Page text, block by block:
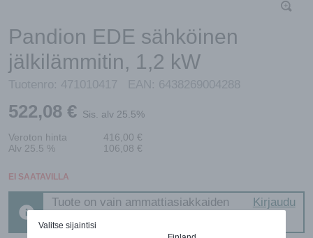
Valitse sijaintisi
Pandion EDE sähköinen
jälkilämmitin, 1,2 kW
Tuotenro: 471010417 EAN: 6438269004288
522,08 € Sis. alv 25.5%
Veroton hinta 416,00 €
Alv 25.5 %
106,08 €
EI SAATAVILLA
Tuote on vain ammattiasiakkaiden
ostettavissa
Kirjaudu